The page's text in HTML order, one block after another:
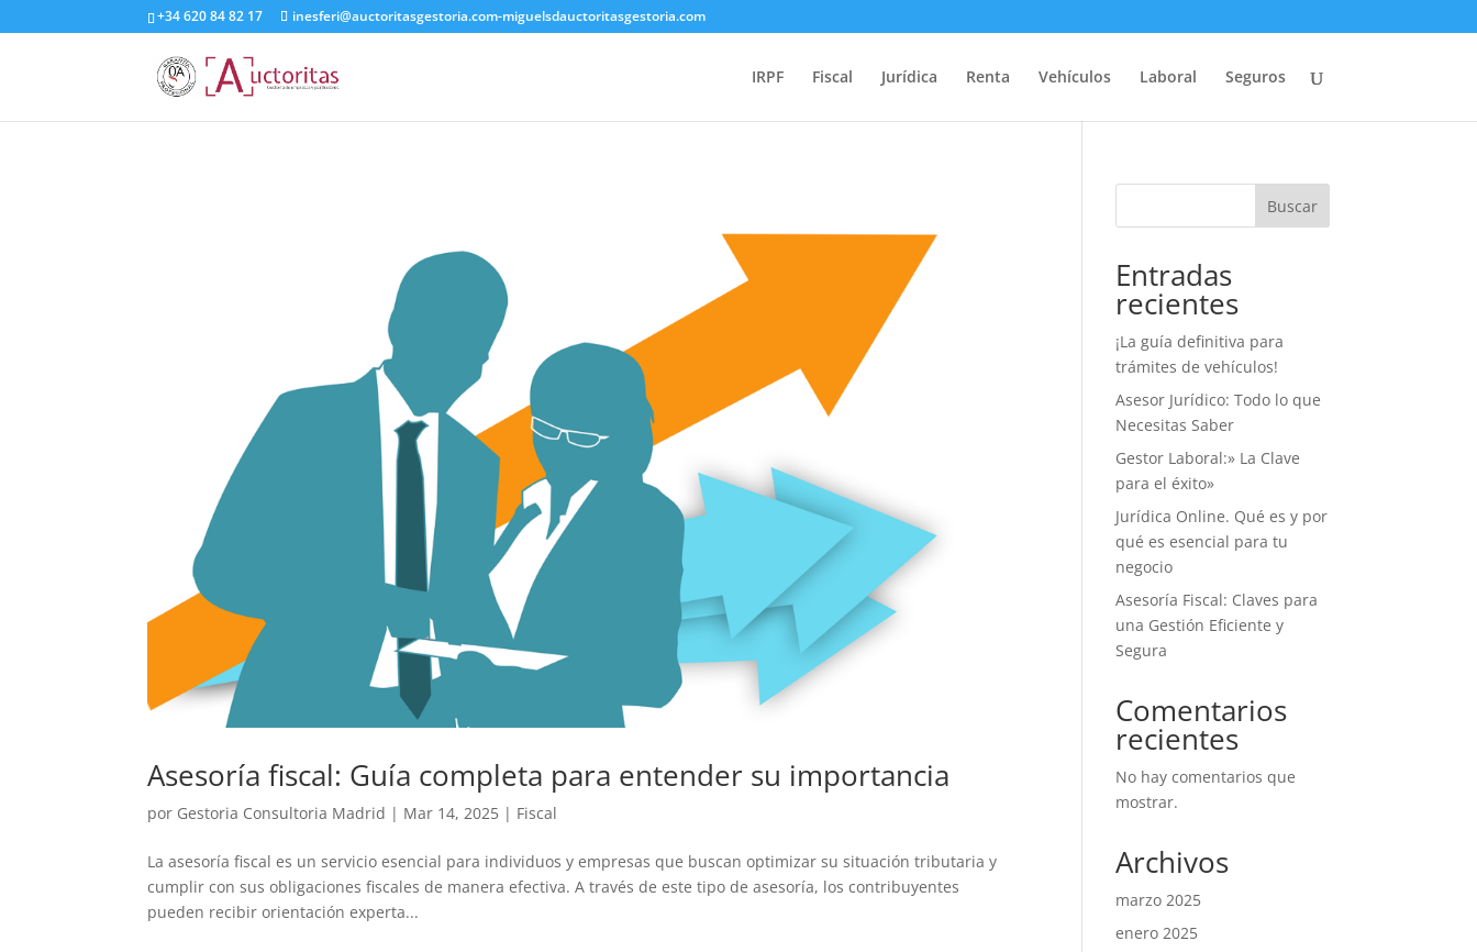
+34 620 84 82 17 inesferi@auctoritasgestoria.com-miguelsdauctoritasgestoria.com
IRPF Fiscal Jurídica Renta Vehículos Laboral Seguros
Asesoría fiscal: Guía completa para entender su importancia
por Gestoria Consultoria Madrid | Mar 14, 2025 | Fiscal
La asesoría fiscal es un servicio esencial para individuos y empresas que buscan optimizar su situación tributaria y
cumplir con sus obligaciones fiscales de manera efectiva. A través de este tipo de asesoría, los contribuyentes
pueden recibir orientación experta...
Buscar
Entradas
recientes
¡La guía definitiva para
trámites de vehículos!
Asesor Jurídico: Todo lo que
Necesitas Saber
Gestor Laboral:» La Clave
para el éxito»
Jurídica Online. Qué es y por
qué es esencial para tu
negocio
Asesoría Fiscal: Claves para
una Gestión Eficiente y
Segura
Comentarios
recientes
No hay comentarios que
mostrar.
Archivos
marzo 2025
enero 2025